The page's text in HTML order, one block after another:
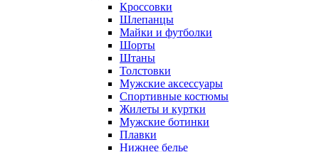
Кроссовки
Шлепанцы
Майки и футболки
Шорты
Штаны
Толстовки
Мужские аксессуары
Спортивные костюмы
Жилеты и куртки
Мужские ботинки
Плавки
Нижнее белье